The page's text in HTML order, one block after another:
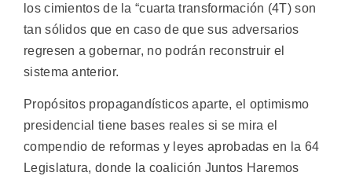
los cimientos de la “cuarta transformación (4T) son
tan sólidos que en caso de que sus adversarios
regresen a gobernar, no podrán reconstruir el
sistema anterior.
Propósitos propagandísticos aparte, el optimismo
presidencial tiene bases reales si se mira el
compendio de reformas y leyes aprobadas en la 64
Legislatura, donde la coalición Juntos Haremos